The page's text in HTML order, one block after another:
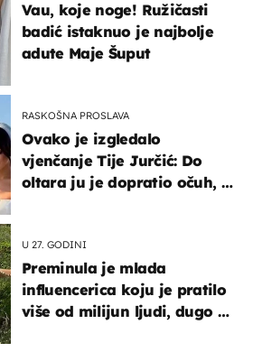
Vau, koje noge! Ružičasti
badić istaknuo je najbolje
adute Maje Šuput
RASKOŠNA PROSLAVA
Ovako je izgledalo
vjenčanje Tije Jurčić: Do
oltara ju je dopratio očuh, a
U 27. GODINI
Preminula je mlada
influencerica koju je pratilo
više od milijun ljudi, dugo se